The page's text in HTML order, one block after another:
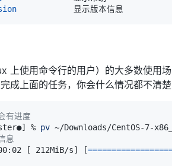
上使用命令行的用户）的大多数使用
成上面的任务，你会什么情况都不清
有进度
] % pv ~/Downloads/CentOS-7-
息
[ 212MiB/s] [================